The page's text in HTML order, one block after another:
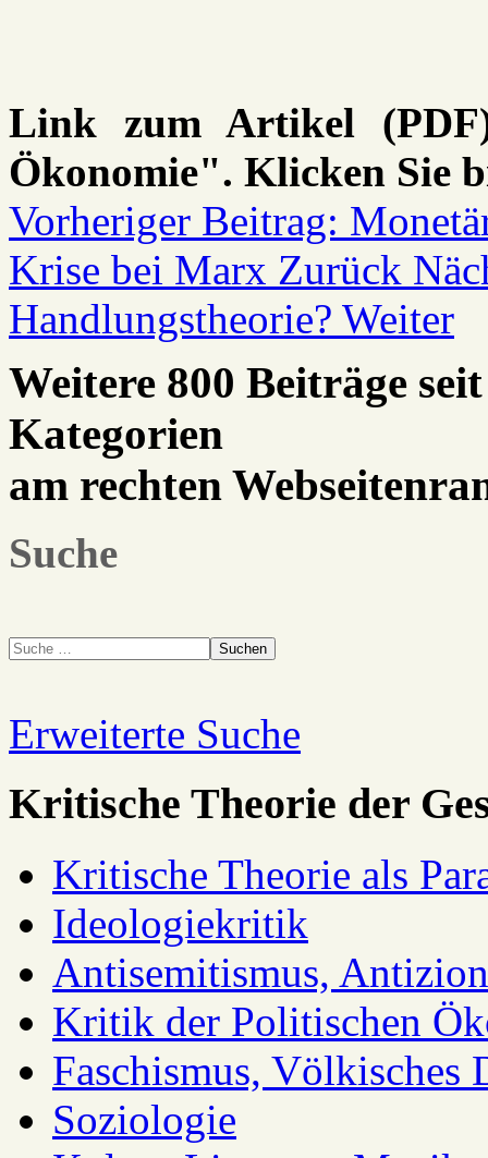
Link zum Artikel
Ökonomie". Klicken Sie
Vorheriger Beitrag:
Krise bei Marx Zurück
Handlungstheorie? Weiter
Weitere 800 Beiträge
Kategorien
am rechten
Suche
Suchen
Erweiterte Suche
Kritische Theorie der
Kritische Theorie als
Ideologiekritik
Antisemitismus,
Kritik der Politischen
Faschismus, Völkisches
Soziologie